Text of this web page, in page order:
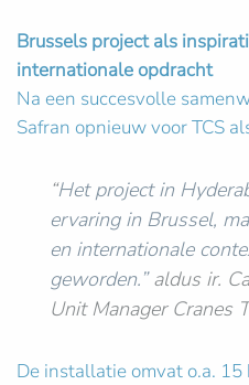
Brussels project als
internationale opdracht
Na een succesvolle
Safran opnieuw voor TCS
“Het project in
ervaring in Brussel,
en internationale
geworden.”aldus ir.
Unit Manager Cranes
De installatie omvat o.a.